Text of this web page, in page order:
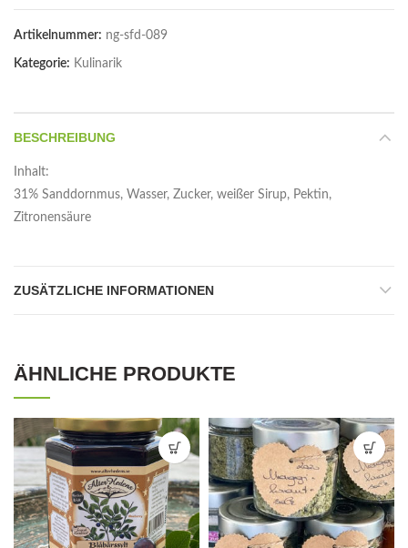
Artikelnummer: ng-sfd-089
Kategorie: Kulinarik
BESCHREIBUNG
Inhalt:
31% Sanddornmus, Wasser, Zucker, weißer Sirup, Pektin,
Zitronensäure
ZUSÄTZLICHE INFORMATIONEN
ÄHNLICHE PRODUKTE